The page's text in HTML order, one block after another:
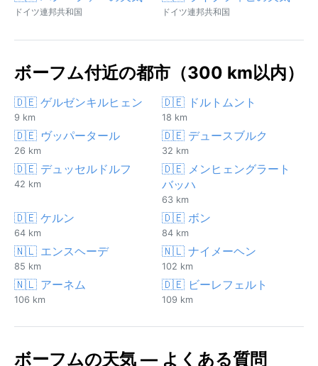
ドイツ連邦共和国 ドイツ連邦共和国
ボーフム付近の都市（300 km以内）
🇩🇪 ゲルゼンキルヒェン
9 km
🇩🇪 ドルトムント
18 km
🇩🇪 ヴッパータール
26 km
🇩🇪 デュースブルク
32 km
🇩🇪 デュッセルドルフ
42 km
🇩🇪 メンヒェングラート
バッハ
63 km
🇩🇪 ケルン
64 km
🇩🇪 ボン
84 km
🇳🇱 エンスヘーデ
85 km
🇳🇱 ナイメーヘン
102 km
🇳🇱 アーネム
106 km
🇩🇪 ビーレフェルト
109 km
ボーフムの天気 — よくある質問